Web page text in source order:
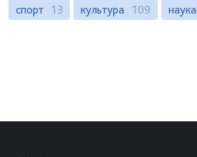
спорт 13 культура 109 наука